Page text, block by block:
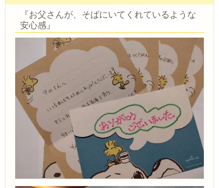
『お父さんが、そばにいてくれているような
安心感』